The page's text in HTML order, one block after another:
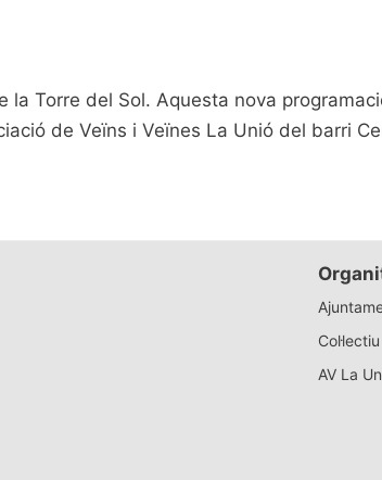
la Torre del Sol. Aquesta nova
de Veïns i Veïnes La Unió del barri
AV La